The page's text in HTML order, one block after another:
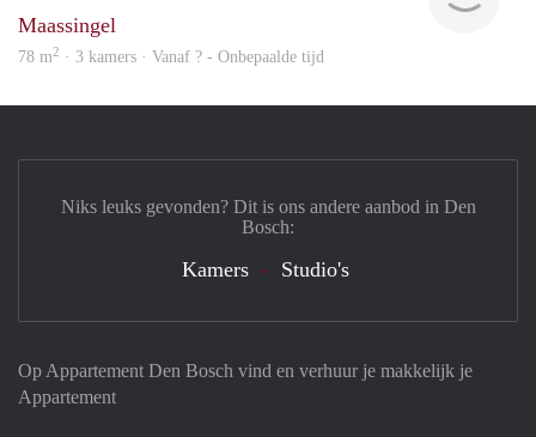
Maassingel
78 m2 · 3 kamers · Vanaf ? - Onbepaalde tijd
Op Appartement Den Bosch vind en verhuur je makkelijk je
Appartement
Niks leuks gevonden? Dit is ons andere aanbod in Den
Bosch:
Kamers Studio's